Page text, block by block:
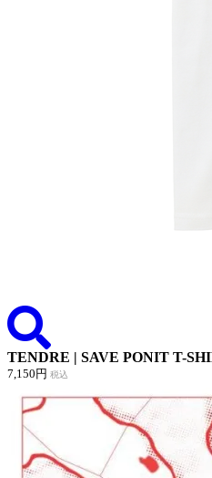
TENDRE | SAVE PONIT T-
7,150円 税込